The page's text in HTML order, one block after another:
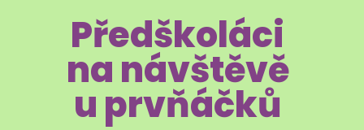
Předškoláci
na návštěvě
u prvňáčků